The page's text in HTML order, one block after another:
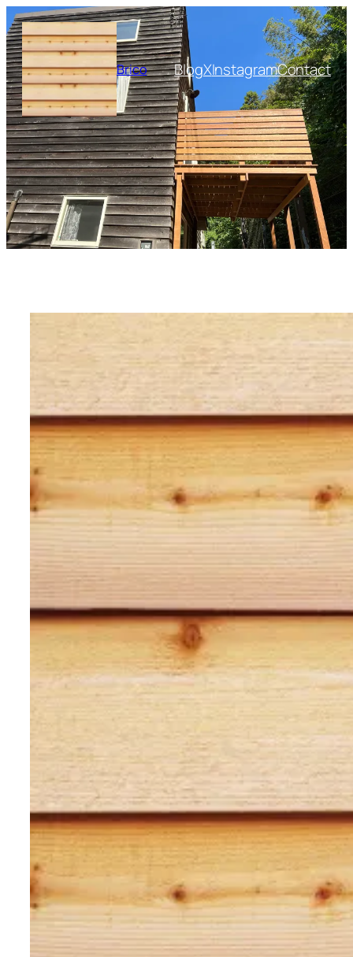
内
容
を
ス
キ
ッ
プ
Brico BlogXInstagramContact